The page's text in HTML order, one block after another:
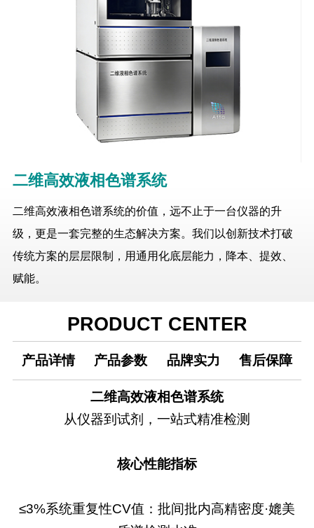
二维高效液相色谱系统
二维高效液相色谱系统的价值，远不止于一台仪器的升
级，更是一套完整的生态解决方案。我们以创新技术打破
传统方案的层层限制，用通用化底层能力，降本、提效、
赋能。
PRODUCT CENTER
产品详情 产品参数 品牌实力 售后保障
二维高效液相色谱系统
从仪器到试剂，一站式精准检测
核心性能指标
≤3%系统重复性CV值：批间批内高精密度·媲美